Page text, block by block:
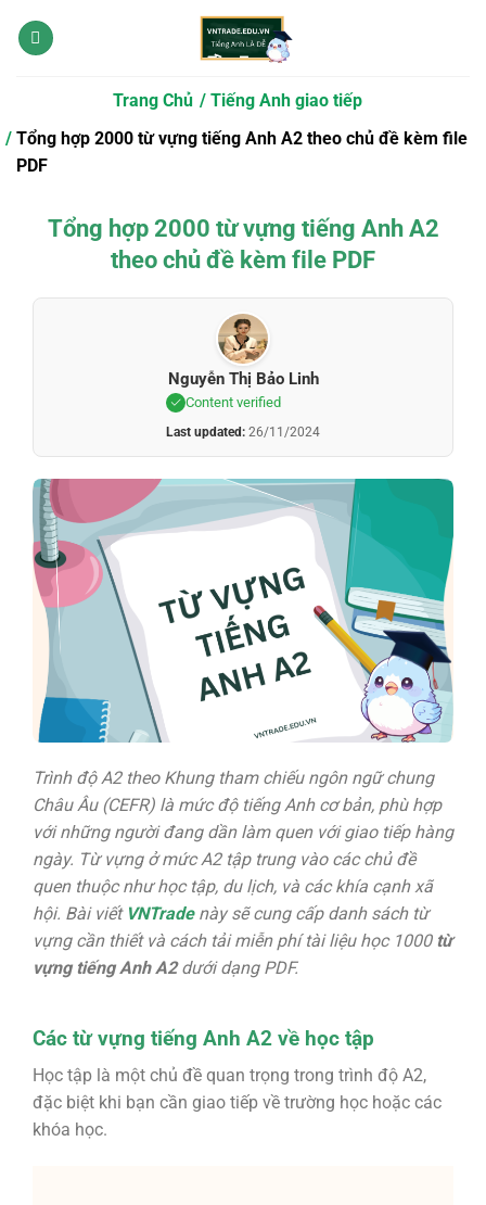
qua
Trang Chủ
Tiếng Anh giao tiếp
Tổng hợp 2000 từ vựng tiếng Anh A2 theo chủ đề kèm file
PDF
Tổng hợp 2000 từ vựng tiếng Anh A2
theo chủ đề kèm file PDF
Nguyễn Thị Bảo Linh
Content verified
Last updated: 26/11/2024
Trình độ A2 theo Khung tham chiếu ngôn ngữ chung
Châu Âu (CEFR) là mức độ tiếng Anh cơ bản, phù hợp
với những người đang dần làm quen với giao tiếp hàng
ngày. Từ vựng ở mức A2 tập trung vào các chủ đề
quen thuộc như học tập, du lịch, và các khía cạnh xã
hội. Bài viết VNTradenày sẽ cung cấp danh sách từ
vựng cần thiết và cách tải miễn phí tài liệu học 1000 từ
vựng tiếng Anh A2dưới dạng PDF.
Các từ vựng tiếng Anh A2 về học tập
Học tập là một chủ đề quan trọng trong trình độ A2,
đặc biệt khi bạn cần giao tiếp về trường học hoặc các
khóa học.